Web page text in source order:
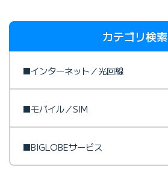
カテゴリ検索
■インターネット／光回線
■モバイル／SIM
■BIGLOBEサービス